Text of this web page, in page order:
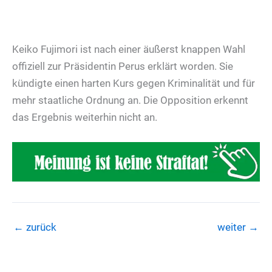
Keiko Fujimori ist nach einer äußerst knappen Wahl
offiziell zur Präsidentin Perus erklärt worden. Sie
kündigte einen harten Kurs gegen Kriminalität und für
mehr staatliche Ordnung an. Die Opposition erkennt
das Ergebnis weiterhin nicht an.
← zurück weiter →